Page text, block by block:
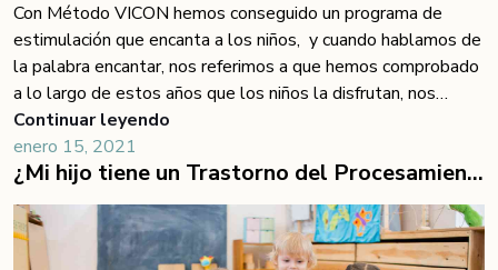
Con Método VICON hemos conseguido un programa de
estimulación que encanta a los niños, y cuando hablamos de
la palabra encantar, nos referimos a que hemos comprobado
a lo largo de estos años que los niños la disfrutan, nos
quieren y nos buscan. Haciendo que gracias a todas esas
consecuencias y variables, a través del método consigamos
un aprendizaje para siempre. Eso que muchas veces hemos
oído hablar de aprendizaje significativo, que no desaparece
porque es relevante para el niño. ¿Por qué el Método
VICON? En mi trayectoria profesional, he sufrido mucha
Continuar leyendo
enero 15, 2021
¿Mi hijo tiene un Trastorno del Procesamiento Sensorial?